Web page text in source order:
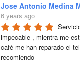
Jose Antonio Medina
6 years ago
impecable , mientra me
café me han reparado el
recomiendo